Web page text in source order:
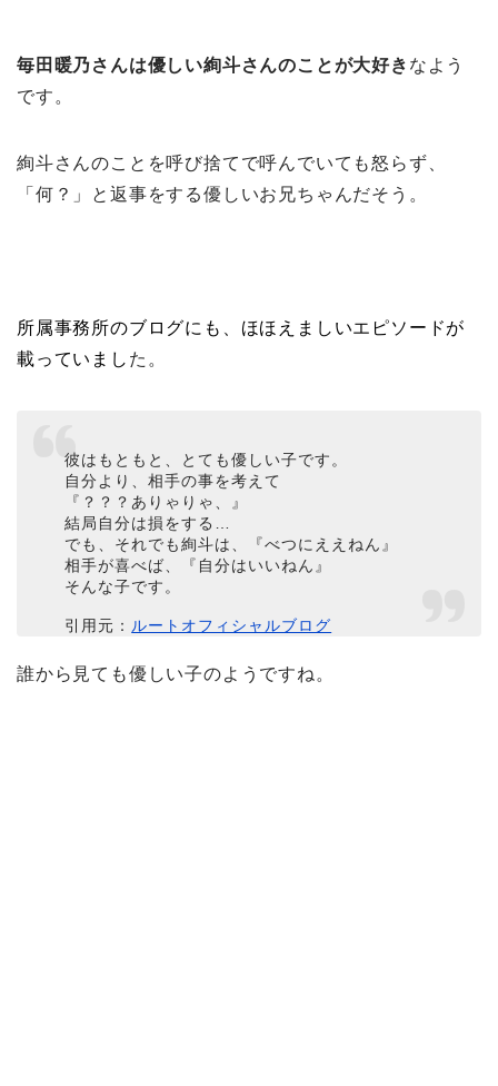
毎田暖乃さんは優しい絢斗さんのことが大好き なよう
です。
絢斗さんのことを呼び捨てで呼んでいても怒らず、
「何？」と返事をする優しいお兄ちゃんだそう。
所属事務所のブログにも、ほほえ ましいエピソードが
載っていまし た。
彼はもともと、とても優しい子です。
自分より、相手の事を考えて
『？？？ありゃりゃ、』
結局自分は損をする…
でも、それでも絢斗は、『べつにええねん』
相手が喜べば、『自分はいいねん』
そんな子です。
引用元： ルートオフィシャルブログ
誰から見ても優しい子のようですね。